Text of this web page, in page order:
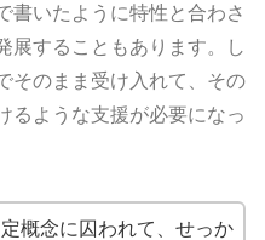
書いたように特性と合わさ
展することもあります。し
そのまま受け入れて、その
るような支援が必要になっ
概念に囚われて、せっか